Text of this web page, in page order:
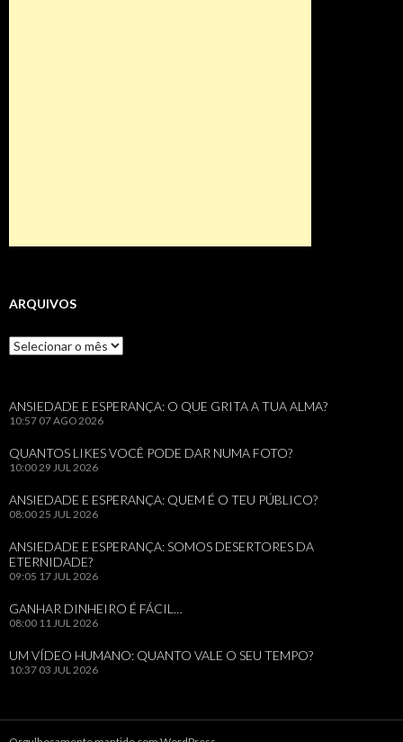
ARQUIVOS
Arquivos
ANSIEDADE E ESPERANÇA: O QUE GRITA A TUA ALMA?
10:57 07 AGO 2026
QUANTOS LIKES VOCÊ PODE DAR NUMA FOTO?
10:00 29 JUL 2026
ANSIEDADE E ESPERANÇA: QUEM É O TEU PÚBLICO?
08:00 25 JUL 2026
ANSIEDADE E ESPERANÇA: SOMOS DESERTORES DA
ETERNIDADE?
09:05 17 JUL 2026
GANHAR DINHEIRO É FÁCIL…
08:00 11 JUL 2026
UM VÍDEO HUMANO: QUANTO VALE O SEU TEMPO?
10:37 03 JUL 2026